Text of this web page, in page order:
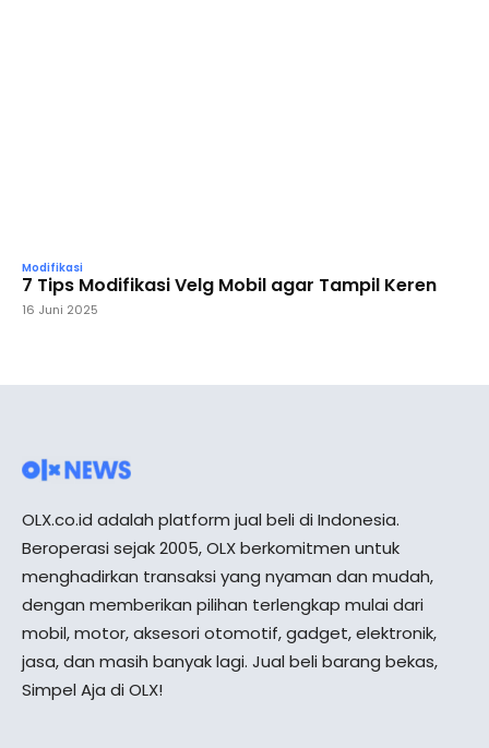
Modifikasi
7 Tips Modifikasi Velg Mobil agar Tampil Keren
16 Juni 2025
OLX.co.id adalah platform jual beli di Indonesia.
Beroperasi sejak 2005, OLX berkomitmen untuk
menghadirkan transaksi yang nyaman dan mudah,
dengan memberikan pilihan terlengkap mulai dari
mobil, motor, aksesori otomotif, gadget, elektronik,
jasa, dan masih banyak lagi. Jual beli barang bekas,
Simpel Aja di OLX!